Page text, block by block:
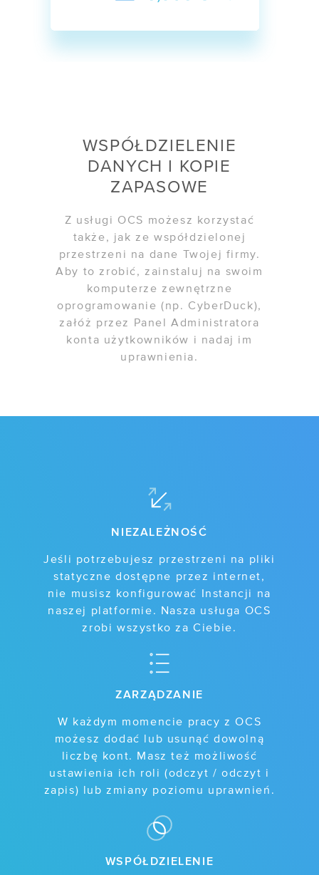
WSPÓŁDZIELENIE
DANYCH I KOPIE
ZAPASOWE
Z usługi OCS możesz korzystać
także, jak ze współdzielonej
przestrzeni na dane Twojej firmy.
Aby to zrobić, zainstaluj na swoim
komputerze zewnętrzne
oprogramowanie (np. CyberDuck),
załóż przez Panel Administratora
konta użytkowników i nadaj im
uprawnienia.
NIEZALEŻNOŚĆ
Jeśli potrzebujesz przestrzeni na pliki
statyczne dostępne przez internet,
nie musisz konfigurować Instancji na
naszej platformie. Nasza usługa OCS
zrobi wszystko za Ciebie.
ZARZĄDZANIE
W każdym momencie pracy z OCS
możesz dodać lub usunąć dowolną
liczbę kont. Masz też możliwość
ustawienia ich roli (odczyt / odczyt i
zapis) lub zmiany poziomu uprawnień.
WSPÓŁDZIELENIE